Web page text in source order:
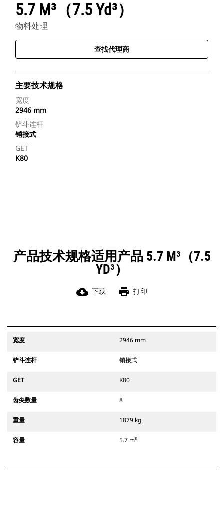
5.7 M³（7.5 Yd³）
物料处理
查找代理商
主要技术规格
宽度
2946 mm
铲斗连杆
销接式
GET
K80
产品技术规格适用产品 5.7 M³（7.5
YD³）
cloud_download 下载 print 打印
宽度 2946 mm
铲斗连杆 销接式
GET K80
齿尖数量 8
重量 1879 kg
容量 5.7 m³